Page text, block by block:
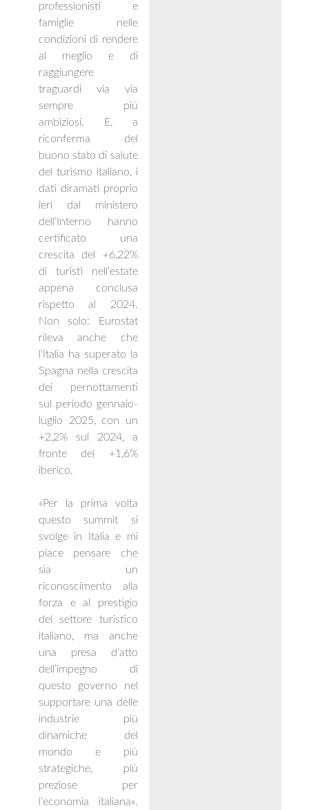
professionisti e
famiglie nelle
condizioni di rendere
al meglio e di
raggiungere
traguardi via via
sempre più
ambiziosi. E, a
riconferma del
buono stato di salute
del turismo italiano, i
dati diramati proprio
ieri dal ministero
dell’Interno hanno
certificato una
crescita del +6,22%
di turisti nell’estate
appena conclusa
rispetto al 2024.
Non solo: Eurostat
rileva anche che
l’Italia ha superato la
Spagna nella crescita
dei pernottamenti
sul periodo gennaio-
luglio 2025, con un
+2,2% sul 2024, a
fronte del +1,6%
iberico.
«Per la prima volta
questo summit si
svolge in Italia e mi
piace pensare che
sia un
riconoscimento alla
forza e al prestigio
del settore turistico
italiano, ma anche
una presa d’atto
dell’impegno di
questo governo nel
supportare una delle
industrie più
dinamiche del
mondo e più
strategiche, più
preziose per
l’economia italiana».